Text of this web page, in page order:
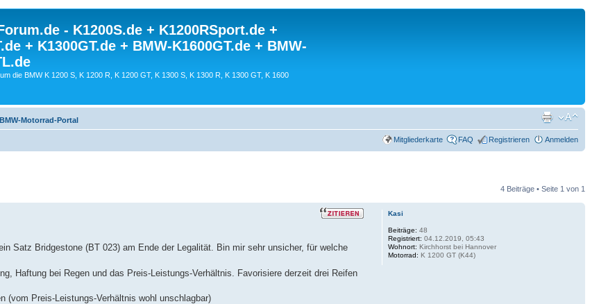
- K1200S.de + K1200RSport.de +
+ K1300GT.de + BMW-K1600GT.de + BMW-
die BMW K 1200 S, K 1200 R, K 1200 GT, K 1300 S, K 1300 R, K 1300 GT, K 1600
BMW-Motorrad-Portal
Mitgliederkarte FAQ Registrieren Anmelden
4 Beiträge • Seite 1 von 1
Satz Bridgestone (BT 023) am Ende der Legalität. Bin mir sehr unsicher, für welche
Haftung bei Regen und das Preis-Leistungs-Verhältnis. Favorisiere derzeit drei Reifen
(vom Preis-Leistungs-Verhältnis wohl unschlagbar)
Kasi
Beiträge: 48
Registriert: 04.12.2019, 05:43
Wohnort: Kirchhorst bei Hannover
Motorrad: K 1200 GT (K44)